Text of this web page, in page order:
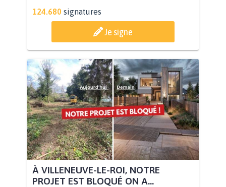
124.680 signatures
Je signe
À VILLENEUVE-LE-ROI, NOTRE
PROJET EST BLOQUÉ ON A...